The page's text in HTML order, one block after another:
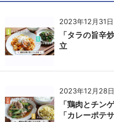
2023年12月31日
「タラの旨辛
立
2023年12月28日
「鶏肉とチン
「カレーポテ